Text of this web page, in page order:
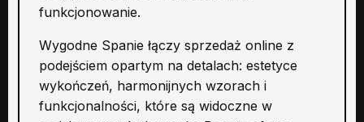
funkcjonowanie.
Wygodne Spanie łączy sprzedaż online z
podejściem opartym na detalach: estetyce
wykończeń, harmonijnych wzorach i
funkcjonalności, które są widoczne w